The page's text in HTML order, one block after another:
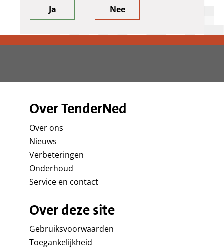
Ja Nee
Over TenderNed
Over ons
Nieuws
Verbeteringen
Onderhoud
Service en contact
Over deze site
Gebruiksvoorwaarden
Toegankelijkheid